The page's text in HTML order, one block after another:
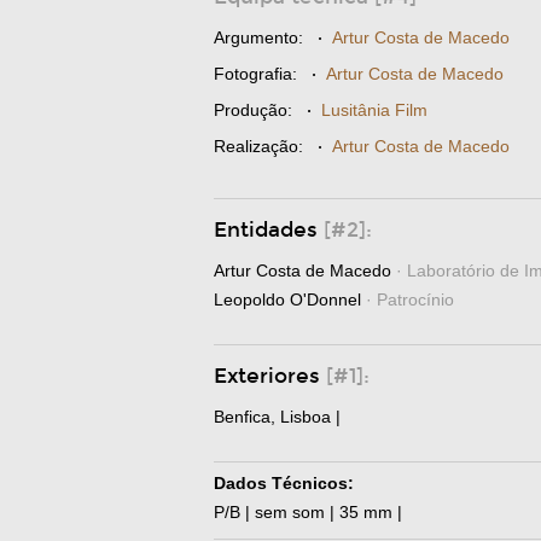
Argumento: · Artur Costa de Macedo
Fotografia: · Artur Costa de Macedo
Produção: · Lusitânia Film
Realização: · Artur Costa de Macedo
Entidades [#2]:
Artur Costa de Macedo · Laboratório de
Leopoldo O'Donnel · Patrocínio
Exteriores [#1]:
Benfica, Lisboa |
Dados Técnicos:
P/B | sem som | 35 mm |